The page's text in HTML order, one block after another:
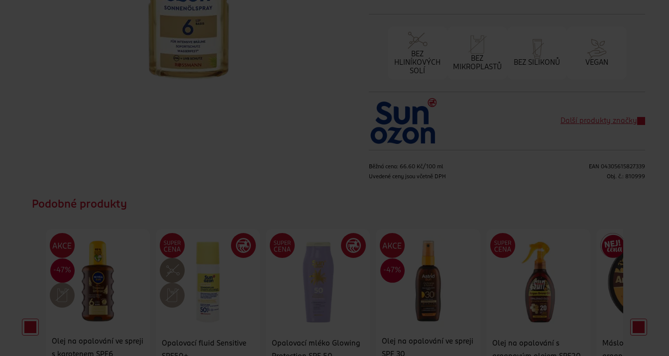
BEZ
HLINÍKOVÝCH
SOLÍ
BEZ
MIKROPLASTŮ
BEZ SILIKONŮ VEGAN
Další produkty značky
Běžná cena: 66.60 Kč/100 ml
Uvedené ceny jsou včetně DPH
EAN 04305615827339
Obj. č.: 810999
Podobné produkty
Olej na opalování ve spreji
s karotenem SPF6
Opalovací fluid Sensitive
Opalovací mléko Glowing
Olej na opalování ve spreji
SPF 30
Olej na opalování s
Máslo na